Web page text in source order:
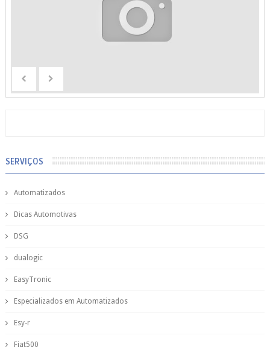
SERVIÇOS
Automatizados
Dicas Automotivas
DSG
dualogic
EasyTronic
Especializados em Automatizados
Esy-r
Fiat500